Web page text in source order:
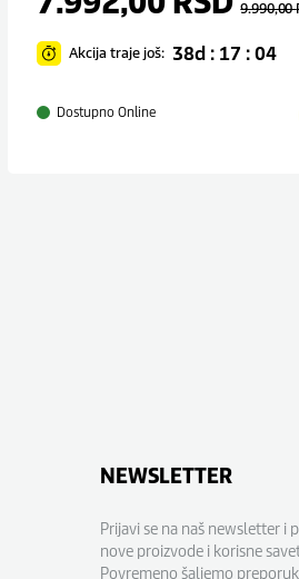
9.990,00
Akcija traje još: 38d : 17 : 04
Dostupno Online
NEWSLETTER
Prijavi se na naš newsletter i
nove proizvode i korisne
Povremeno šaljemo